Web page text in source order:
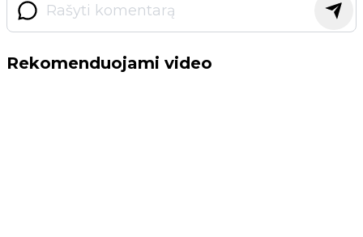
Rekomenduojami video